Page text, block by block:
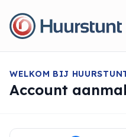
WELKOM BIJ
Account